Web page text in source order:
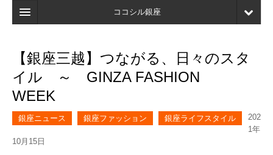
ココシル銀座
検索
口コミ
マイページ
【銀座三越】つながる、日々のスタ
イル ～ GINZA FASHION
WEEK
銀座ニュース 銀座ファッション 銀座ライフスタイル
202
1年
10月15日